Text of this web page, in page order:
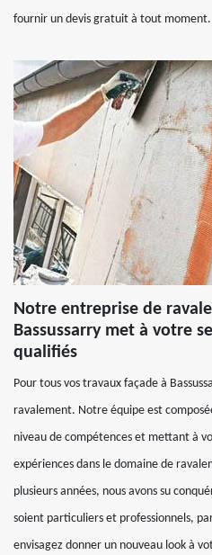
fournir un devis gratuit à tout moment.
Notre entreprise de
Bassussarry met à votre
qualifiés
Pour tous vos travaux façade à
ravalement. Notre équipe est
niveau de compétences et mettant à
expériences dans le domaine de
plusieurs années, nous avons su
soient particuliers et professionnels,
envisagez donner un nouveau look à